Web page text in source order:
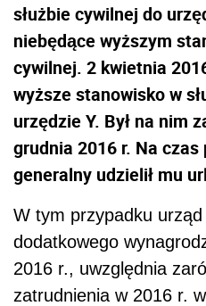
służbie cywilnej do
niebędące wyższym
cywilnej. 2 kwietnia
wyższe stanowisko w
urzędzie Y. Był na nim
grudnia 2016 r. Na
generalny udzielił mu
W tym przypadku
dodatkowego
2016 r., uwzględnia
zatrudnienia w 2016 r.